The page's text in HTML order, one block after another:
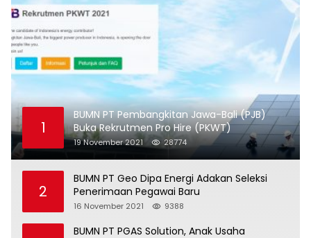
1
BUMN PT Pembangkitan Jawa-Bali (PJB)
Buka Rekrutmen Pro Hire (PKWT)
19 November 2021 28774
2
BUMN PT Geo Dipa Energi Adakan Seleksi
Penerimaan Pegawai Baru
16 November 2021 9388
BUMN PT PGAS Solution, Anak Usaha